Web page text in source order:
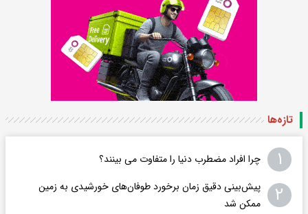
تازه‌ها
۱ چرا افراد مضطرب دنیا را متفاوت می بینند؟
۲
پیش‌بینی دقیق زمان برخورد طوفان‌های خورشیدی به زمین
ممکن شد